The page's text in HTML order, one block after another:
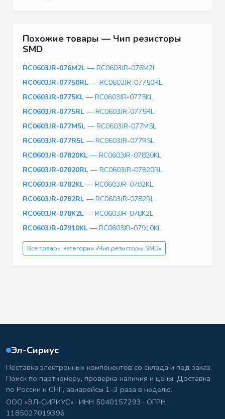
Похожие товары — Чип резисторы
SMD
RC0603JR-076M2L — RC0603JR-076M2L
RC0603JR-07750RL — RC0603JR-07750RL
RC0603JR-0775KL — RC0603JR-0775KL
RC0603JR-0775RL — RC0603JR-0775RL
RC0603JR-077M5L — RC0603JR-077M5L
RC0603JR-077R5L — RC0603JR-077R5L
RC0603JR-07820KL — RC0603JR-07820KL
RC0603JR-07820RL — RC0603JR-07820RL
RC0603JR-0782KL — RC0603JR-0782KL
RC0603JR-0782RL — RC0603JR-0782RL
RC0603JR-078K2L — RC0603JR-078K2L
RC0603JR-07910KL — RC0603JR-07910KL
Все товары категории «Чип резисторы SMD»
Эл-Сириус
Поставка электронных компонентов со склада и под заказ.
Поиск по партномеру, проверка наличия и цены. Доставка
по России и СНГ, авиарейсы 1–3 раза в неделю.
ООО «ЭЛ-СИРИУС» · ИНН 5040157293 · ОГРН
1185027019396